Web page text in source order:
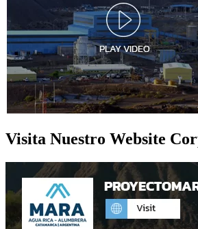
Visita Nuestro Website